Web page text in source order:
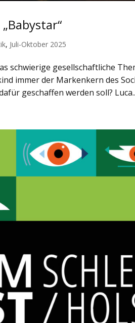
, Juli-Oktober 2025
schwierige gesellschaftliche
immer der Markenkern des
geschaffen werden soll?